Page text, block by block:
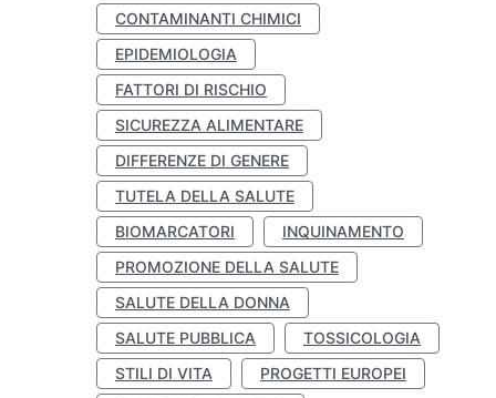
CONTAMINANTI CHIMICI
EPIDEMIOLOGIA
FATTORI DI RISCHIO
SICUREZZA ALIMENTARE
DIFFERENZE DI GENERE
TUTELA DELLA SALUTE
BIOMARCATORI
INQUINAMENTO
PROMOZIONE DELLA SALUTE
SALUTE DELLA DONNA
SALUTE PUBBLICA
TOSSICOLOGIA
STILI DI VITA
PROGETTI EUROPEI